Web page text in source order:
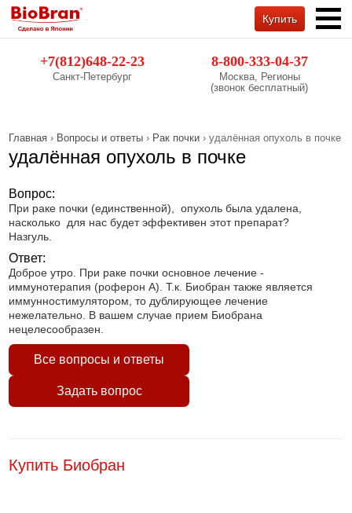
+7(812)648-22-23
Санкт-Петербург
8-800-333-04-37
Москва, Регионы
(звонок бесплатный)
Купить
Главная › Вопросы и ответы › Рак почки › удалённая опухоль в почке
удалённая опухоль в почке
Вопрос:
При раке почки (единственной), опухоль была удалена,
насколько для нас будет эффективен этот препарат?
Назгуль.
Ответ:
Доброе утро. При раке почки основное лечение -
иммунотерапия (роферон А). Т.к. Биобран также является
иммунностимулятором, то дублирующее лечение
нежелательно. В вашем случае прием Биобрана
нецелесообразен.
Все вопросы и ответы
Задать вопрос
Купить Биобран